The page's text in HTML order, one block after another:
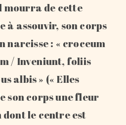
mourra de cette
à assouvir, son corps
narcisse : « croceum
/ Inveniunt, foliis
albis » (« Elles
son corps une fleur
le centre est